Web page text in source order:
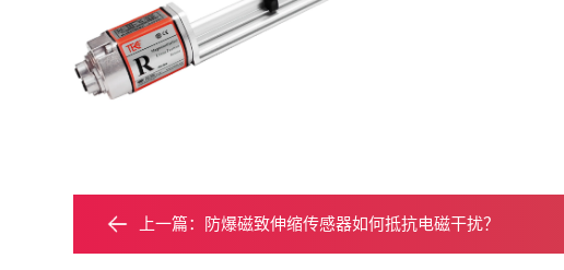
上一篇： 防爆磁致伸缩传感器如何抵抗电磁干扰？